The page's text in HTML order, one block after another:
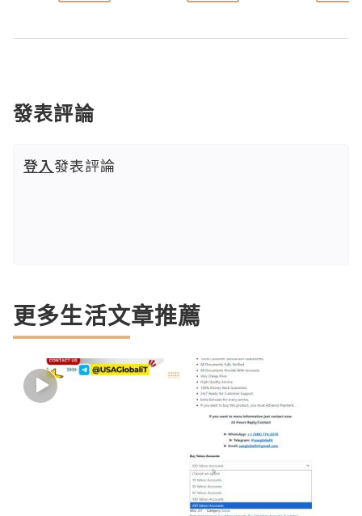
發表評論
登入發表評論
更多生活文章推薦